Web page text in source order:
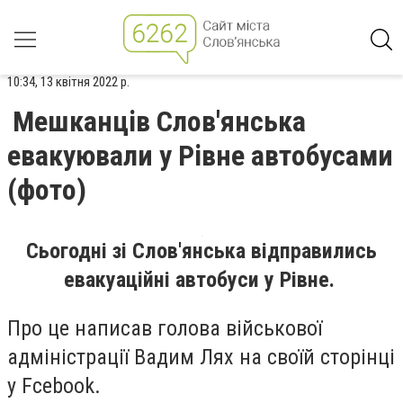
10:34, 13 квітня 2022 р.
Мешканців Слов'янська
евакуювали у Рівне автобусами
(фото)
Сьогодні зі Слов'янська відправились
евакуаційні автобуси у Рівне.
Про це написав голова військової
адміністрації Вадим Лях на своїй сторінці
у Fcebook.